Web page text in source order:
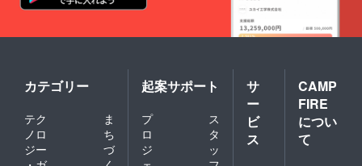
カテゴリー
テク
ノロ
ジー
ま
ち
づ
起案サポート
プ
ロ
ジ
ス
タ
ッ
サ
ー
ビ
ス
CAMP
FIRE
につい
て